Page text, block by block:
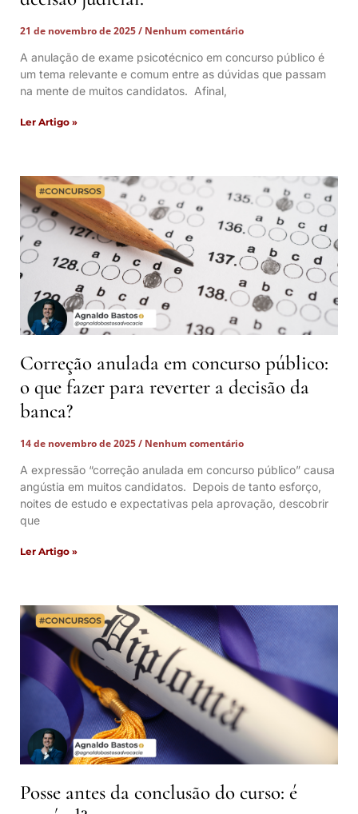
21 de novembro de 2025
Nenhum comentário
A anulação de exame psicotécnico em concurso público é
um tema relevante e comum entre as dúvidas que passam
na mente de muitos candidatos. Afinal,
Ler Artigo »
Correção anulada em concurso público:
o que fazer para reverter a decisão da
banca?
14 de novembro de 2025
Nenhum comentário
A expressão “correção anulada em concurso público” causa
angústia em muitos candidatos. Depois de tanto esforço,
noites de estudo e expectativas pela aprovação, descobrir
que
Ler Artigo »
Posse antes da conclusão do curso: é